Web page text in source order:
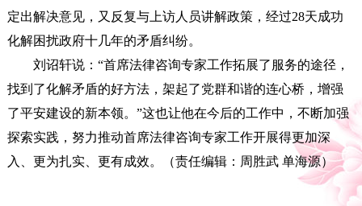
定出解决意见，又反复与上访人员讲解政策，经过28天成功
化解困扰政府十几年的矛盾纠纷。
刘诏轩说：“首席法律咨询专家工作拓展了服务的途径，
找到了化解矛盾的好方法，架起了党群和谐的连心桥，增强
了平安建设的新本领。”这也让他在今后的工作中，不断加强
探索实践，努力推动首席法律咨询专家工作开展得更加深
入、更为扎实、更有成效。（责任编辑：周胜武 单海源）